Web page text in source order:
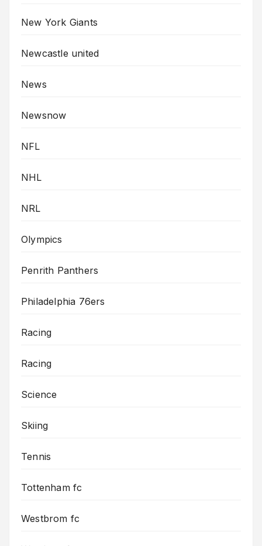
New York Giants
Newcastle united
News
Newsnow
NFL
NHL
NRL
Olympics
Penrith Panthers
Philadelphia 76ers
Racing
Racing
Science
Skiing
Tennis
Tottenham fc
Westbrom fc